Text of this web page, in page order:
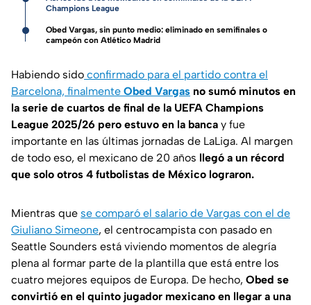
Champions League
Obed Vargas, sin punto medio: eliminado en semifinales o
campeón con Atlético Madrid
Habiendo sido confirmado para el partido contra el
Barcelona, finalmente Obed Vargas no sumó minutos en
la serie de cuartos de final de la UEFA Champions
League 2025/26 pero estuvo en la banca y fue
importante en las últimas jornadas de LaLiga. Al margen
de todo eso, el mexicano de 20 años llegó a un récord
que solo otros 4 futbolistas de México lograron.
Mientras que se comparó el salario de Vargas con el de
Giuliano Simeone, el centrocampista con pasado en
Seattle Sounders está viviendo momentos de alegría
plena al formar parte de la plantilla que está entre los
cuatro mejores equipos de Europa. De hecho, Obed se
convirtió en el quinto jugador mexicano en llegar a una